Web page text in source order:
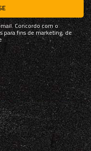
Concordo com o
para fins de marketing, de